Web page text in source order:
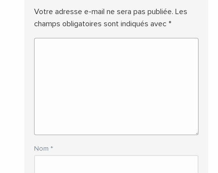
Votre adresse e-mail ne sera pas publiée. Les
champs obligatoires sont indiqués avec *
Nom *